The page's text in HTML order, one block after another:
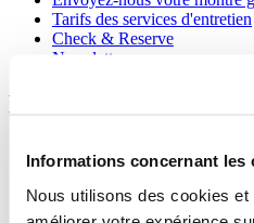
Informations concernant les
Nous utilisons des cookies
Tarifs des services d'entretien
Check & Reserve
Newsletter
Mentions légales
Déclaration de
Informations concernant les